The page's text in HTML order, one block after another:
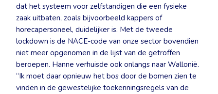
dat het systeem voor zelfstandigen die een fysieke
zaak uitbaten, zoals bijvoorbeeld kappers of
horecapersoneel, duidelijker is. Met de tweede
lockdown is de NACE-code van onze sector bovendien
niet meer opgenomen in de lijst van de getroffen
beroepen. Hanne verhuisde ook onlangs naar Wallonië.
“Ik moet daar opnieuw het bos door de bomen zien te
vinden in de gewestelijke toekenningsregels van de